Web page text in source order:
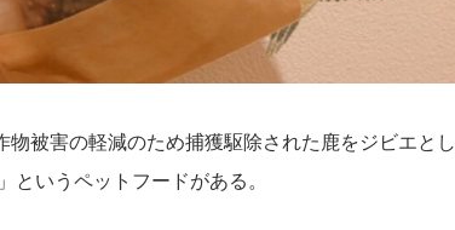
被害の軽減のため捕獲駆除された鹿をジビエとし
というペットフードがある。